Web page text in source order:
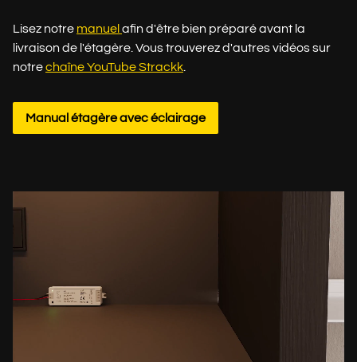
Lisez notre manuelafin d'être bien préparé avant la
livraison de l'étagère. Vous trouverez d'autres vidéos sur
notrechaîne YouTube Strackk
Manual étagère avec éclairage